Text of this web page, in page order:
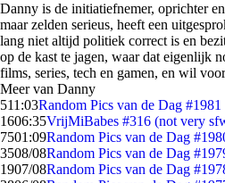
Danny is de initiatiefnemer, oprichter
maar zelden serieus, heeft een
lang niet altijd politiek correct is en
op de kast te jagen, waar dat eigenlijk
films, series, tech en gamen, en wil
Meer van Danny
511:03Random Pics van de Dag #1981
1606:35VrijMiBabes #316 (not very
7501:09Random Pics van de Dag
3508/08Random Pics van de Dag
1907/08Random Pics van de Dag